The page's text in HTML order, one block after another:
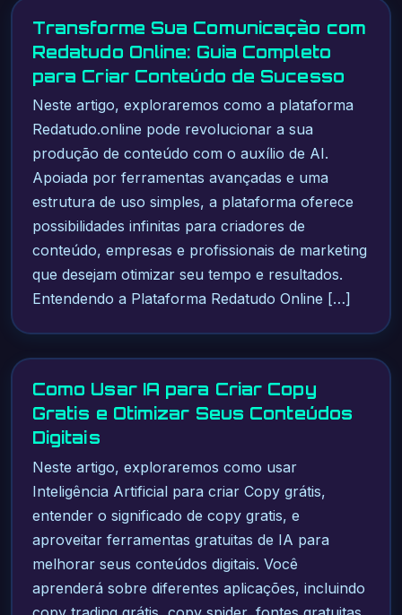
Transforme Sua Comunicação com
Redatudo Online: Guia Completo
para Criar Conteúdo de Sucesso
Neste artigo, exploraremos como a plataforma
Redatudo.online pode revolucionar a sua
produção de conteúdo com o auxílio de AI.
Apoiada por ferramentas avançadas e uma
estrutura de uso simples, a plataforma oferece
possibilidades infinitas para criadores de
conteúdo, empresas e profissionais de marketing
que desejam otimizar seu tempo e resultados.
Entendendo a Plataforma Redatudo Online […]
Como Usar IA para Criar Copy
Gratis e Otimizar Seus Conteúdos
Digitais
Neste artigo, exploraremos como usar
Inteligência Artificial para criar Copy grátis,
entender o significado de copy gratis, e
aproveitar ferramentas gratuitas de IA para
melhorar seus conteúdos digitais. Você
aprenderá sobre diferentes aplicações, incluindo